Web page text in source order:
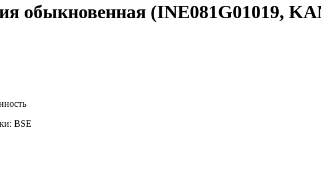
обыкновенная (INE081G01019,
BSE